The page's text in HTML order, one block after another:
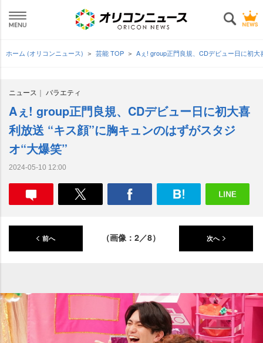
ホーム (オリコンニュース) 芸能 TOP Aぇ! group正門良規、CDデビュー日に初
ニュース バラエティ
Aぇ! group正門良規、CDデビュー日に初大喜
利放送 “キス顔”に胸キュンのはずがスタジ
オ“大爆笑”
2024-05-10 12:00
前へ （画像：2／8） 次へ